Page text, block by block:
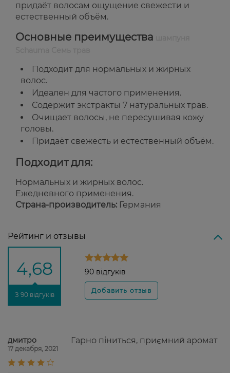
придаёт волосам ощущение свежести и
естественный объём.
Основные преимущества
Подходит для нормальных и жирных
волос.
Идеален для частого применения.
Содержит экстракты 7 натуральных трав.
Очищает волосы, не пересушивая кожу
головы.
Придаёт свежесть и естественный объём.
Подходит для:
Нормальных и жирных волос.
Ежедневного применения.
Страна-производитель: Германия
Рейтинг и отзывы
4,68
З 90 відгуків
90 відгуків
дмитро
17 декабря, 2021
Гарно піниться, приємний аромат